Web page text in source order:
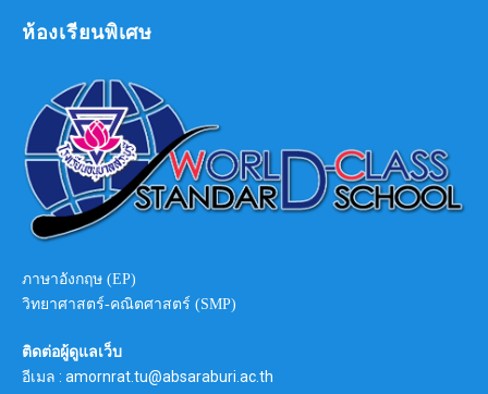
ห้องเรียนพิเศษ
ภาษาอังกฤษ (EP)
วิทยาศาสตร์-คณิตศาสตร์ (SMP)
ติดต่อผู้ดูแลเว็บ
อีเมล : amornrat.tu@absaraburi.ac.th